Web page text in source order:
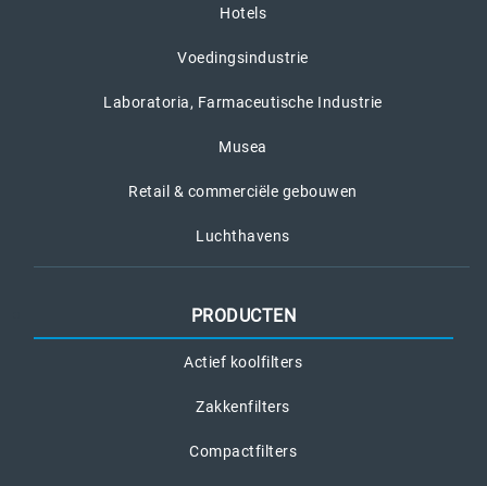
Hotels
Voedingsindustrie
Laboratoria, Farmaceutische Industrie
Musea
Retail & commerciële gebouwen
Luchthavens
PRODUCTEN
Actief koolfilters
Zakkenfilters
Compactfilters